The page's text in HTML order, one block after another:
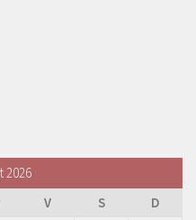
2026
V S
D